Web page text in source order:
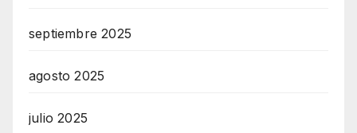
septiembre 2025
agosto 2025
julio 2025